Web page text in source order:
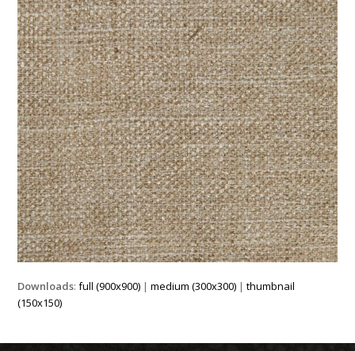
Downloads:full (900x900) |medium (300x300) |thumbnail
(150x150)